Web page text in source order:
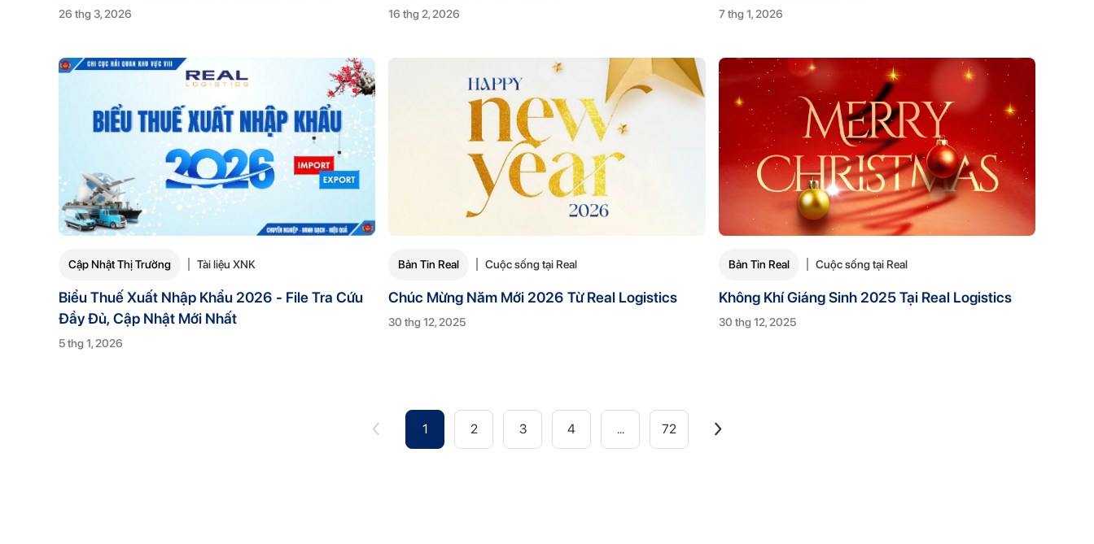
Gì?
26 thg 3, 2026 16 thg 2, 2026 7 thg 1, 2026
Cập Nhật Thị Trường Tài liệu XNK
Biểu Thuế Xuất Nhập Khẩu 2026 - File Tra Cứu
Đầy Đủ, Cập Nhật Mới Nhất
5 thg 1, 2026
Bản Tin Real Cuộc sống tại Real
Chúc Mừng Năm Mới 2026 Từ Real Logistics
30 thg 12, 2025
Bản Tin Real Cuộc sống tại Real
Không Khí Giáng Sinh 2025 Tại Real Logistics
30 thg 12, 2025
1 2 3 4 ... 72